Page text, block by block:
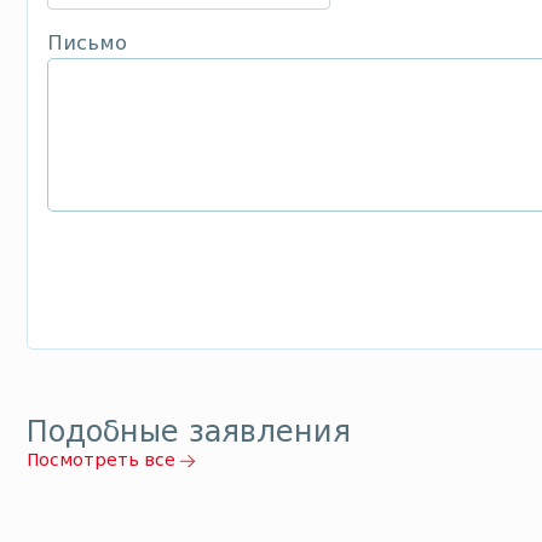
Письмо
Подобные заявления
Посмотреть все